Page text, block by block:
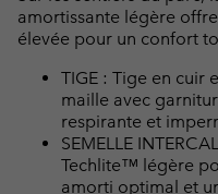
amortissante légère
élevée pour un confort
TIGE : Tige en cuir
maille avec
respirante et
SEMELLE
Techlite™ légère
amorti optimal et